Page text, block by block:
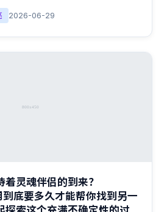
2026-06-29
灵魂伴侣的到来？
底要多久才能帮你找到另一